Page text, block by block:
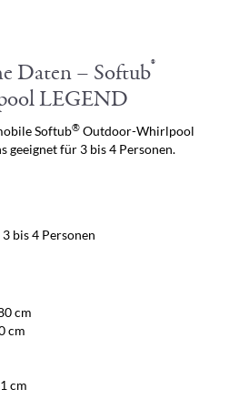
Daten – Softub®
LEGEND
Softub®Outdoor-Whirlpool
geeignet für 3 bis 4 Personen.
bis 4 Personen
cm
cm
cm